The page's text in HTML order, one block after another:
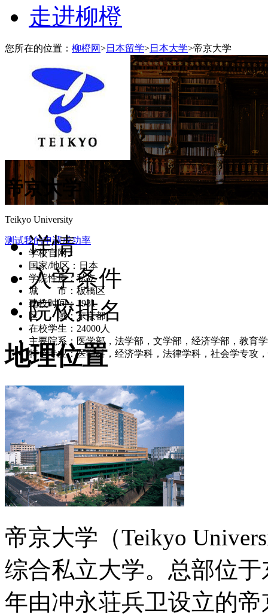
走进柳橙
您所在的位置： 柳橙网>日本留学>日本大学>帝京大学
帝京大学
Teikyo University
测试我的申请成功率
学校官网：
国家/地区：日本
学院性质：私立
城 市：板橋区
建校时间：1931
区 域：东京都
在校学生：24000人
主要院系：医学部，法学部，文学部，经济学部，教育
特色专业：医学科，经济学科，法律学科，社会学专攻
详情
入学条件
院校排名
地理位置
帝京大学（Teikyo
综合私立大学。总部位
年由冲永荘兵卫设立的